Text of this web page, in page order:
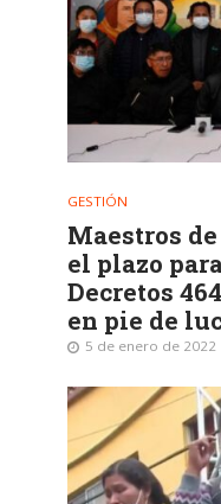
GESTIÓN
Maestros
el plazo
Decretos
en pie de
5 de enero de 2022